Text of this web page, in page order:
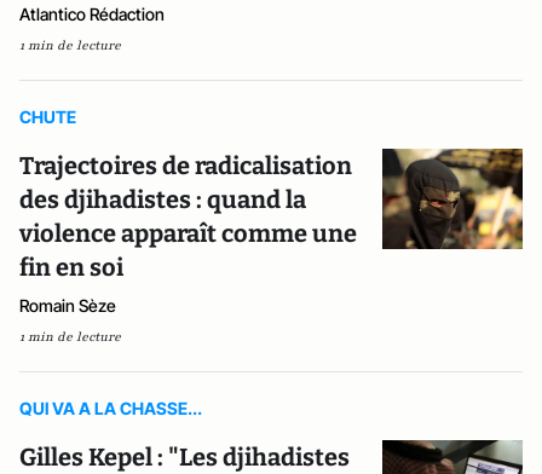
Atlantico Rédaction
1 min de lecture
CHUTE
Trajectoires de radicalisation
des djihadistes : quand la
violence apparaît comme une
fin en soi
Romain Sèze
1 min de lecture
QUI VA A LA CHASSE...
Gilles Kepel : "Les djihadistes